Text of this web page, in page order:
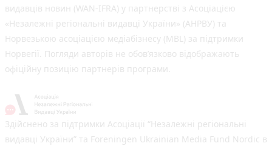
видавців новин (WAN-IFRA) у партнерстві з Асоціацією
«Незалежні регіональні видавці України» (АНРВУ) та
Норвезькою асоціацією медіабізнесу (MBL) за підтримки
Норвегії. Погляди авторів не обов’язково відображають
офіційну позицію партнерів програми.
Здійснено за підтримки Асоціації “Незалежні регіональні
видавці України” та Foreningen Ukrainian Media Fund Nordic в